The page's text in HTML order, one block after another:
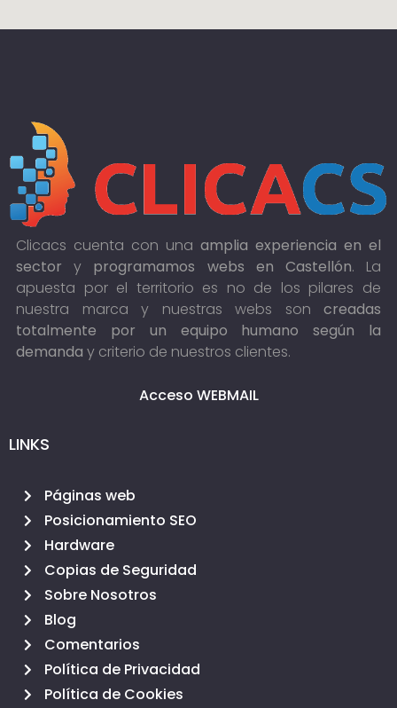
Clicacs cuenta con una amplia experiencia en el
sector y programamos webs en Castellón. La
apuesta por el territorio es no de los pilares de
nuestra marca y nuestras webs son creadas
totalmente por un equipo humano según la
demanda y criterio de nuestros clientes.
Acceso WEBMAIL
LINKS
Páginas web
Posicionamiento SEO
Hardware
Copias de Seguridad
Sobre Nosotros
Blog
Comentarios
Política de Privacidad
Política de Cookies